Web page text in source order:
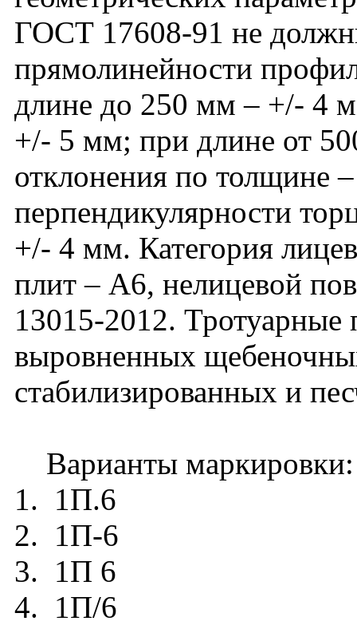
ГОСТ 17608-91 не
прямолинейности
длине до 250 мм – +/- 4
+/- 5 мм; при длине от
отклонения по толщине
перпендикулярности
+/- 4 мм. Категория
плит – А6, нелицевой
13015-2012.
выровненных
стабилизированных и
Варианты маркировки:
1. 1П.6
2. 1П-6
3. 1П 6
4. 1П/6